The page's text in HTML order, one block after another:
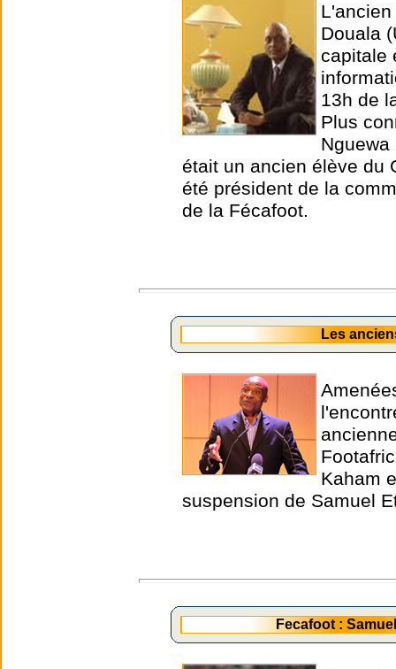
Douala
capitale
13h de
Plus
était un ancien élève du
été président de la
de la Fécafoot.
Les
Kaham
suspension de Samuel
Fecafoot :